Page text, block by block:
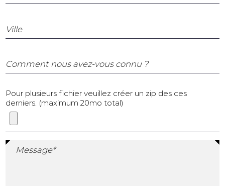
Ville
Comment nous avez-vous connu ?
Pour plusieurs fichier veuillez créer un zip des ces
derniers. (maximum 20mo total)
Message*